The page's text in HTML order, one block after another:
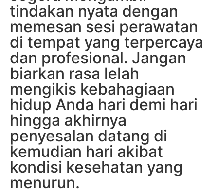
tindakan nyata dengan
memesan sesi perawatan
di tempat yang terpercaya
dan profesional. Jangan
biarkan rasa lelah
mengikis kebahagiaan
hidup Anda hari demi hari
hingga akhirnya
penyesalan datang di
kemudian hari akibat
kondisi kesehatan yang
menurun.